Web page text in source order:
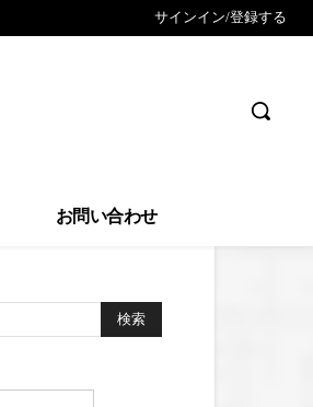
サインイン/登録する
お問い合わせ